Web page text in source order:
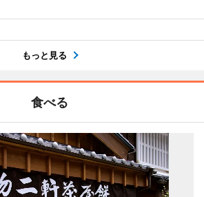
もっと見る
食べる